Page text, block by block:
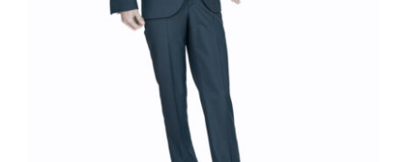
Γαμπριάτικο Κουστούμι